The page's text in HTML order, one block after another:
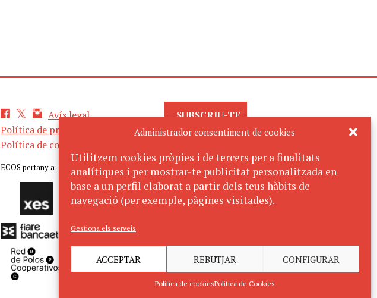
Administrador consentiment de cookies
Utilitzem cookies pròpies i de tercers per a finalitats
analítiques i per mostrar-te publicitat personalitzada en
base a un perfil elaborat a partir dels teus hàbits de
navegació (per exemple, pàgines visitades).
Gestiona els serveis
ACCEPTAR REBUTJAR CONFIGURAR
Política de cookiesPolítica de Cookies
Avís legal
Política de privacitat
Política de cookies
SUBSCRIU-TE
AL BUTLLETÍ
ECOS pertany a: